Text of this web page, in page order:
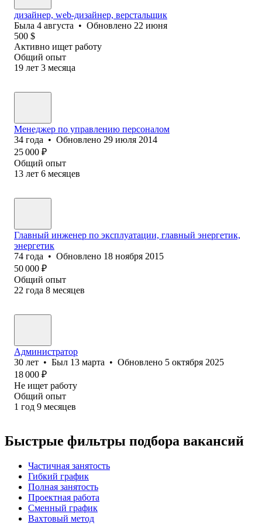
дизайнер, web-дизайнер, верстальщик
Была 4 августа • Обновлено 22 июня
500 $
Активно ищет работу
Общий опыт
19 лет 3 месяца
Менеджер по управлению персоналом
34 года • Обновлено 29 июля 2014
25 000 ₽
Общий опыт
13 лет 6 месяцев
Главный инженер по эксплуатации, главный энергетик,
энергетик
74 года • Обновлено 18 ноября 2015
50 000 ₽
Общий опыт
22 года 8 месяцев
Администратор
30 лет • Был 13 марта • Обновлено 5 октября 2025
18 000 ₽
Не ищет работу
Общий опыт
1 год 9 месяцев
Быстрые фильтры подбора вакансий
Частичная занятость
Гибкий график
Полная занятость
Проектная работа
Сменный график
Вахтовый метод